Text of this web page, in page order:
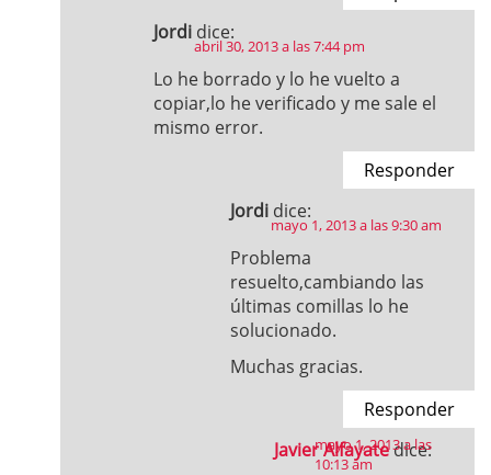
Jordi dice:
abril 30, 2013 a las 7:44 pm
Lo he borrado y lo he vuelto a
copiar,lo he verificado y me sale el
mismo error.
Responder
Jordi dice:
mayo 1, 2013 a las 9:30 am
Problema
resuelto,cambiando las
últimas comillas lo he
solucionado.
Muchas gracias.
Responder
Javier Alfayatedice:
mayo 1, 2013 a las
10:13 am